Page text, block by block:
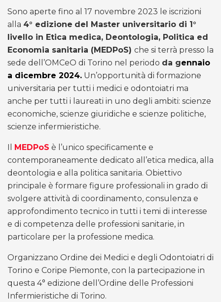
Sono aperte fino al 17 novembre 2023 le iscrizioni
alla 4° edizione del Master universitario di 1°
livello in Etica medica, Deontologia, Politica ed
Economia sanitaria (MEDPoS) che si terrà presso la
sede dell’OMCeO di Torino nel periodo da gennaio
a dicembre 2024. Un’opportunità di formazione
universitaria per tutti i medici e odontoiatri ma
anche per tutti i laureati in uno degli ambiti: scienze
economiche, scienze giuridiche e scienze politiche,
scienze infermieristiche.
Il MEDPoS è l’unico specificamente e
contemporaneamente dedicato all’etica medica, alla
deontologia e alla politica sanitaria. Obiettivo
principale è formare figure professionali in grado di
svolgere attività di coordinamento, consulenza e
approfondimento tecnico in tutti i temi di interesse
e di competenza delle professioni sanitarie, in
particolare per la professione medica.
Organizzano Ordine dei Medici e degli Odontoiatri di
Torino e Coripe Piemonte, con la partecipazione in
questa 4° edizione dell’Ordine delle Professioni
Infermieristiche di Torino.